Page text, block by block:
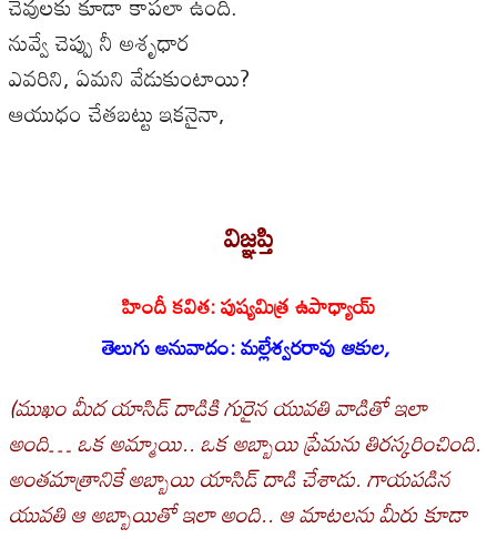
నువ్వే చెప్పు నీ అశృధార
ఎవరిని, ఏమని వేడుకుంటాయి?
ఆయుధం చేతబట్టు ఇకనైనా,
విజ్ఞప్తి
హిందీ కవిత: పుష్యమిత్ర ఉపాధ్యాయ్
తెలుగు అనువాదం: మల్లేశ్వరరావుఆకుల,
(ముఖం మీద యాసిడ్ దాడికి గురైన యువతి వాడితో ఇలా
అంది… ఒక అమ్మాయి.. ఒక అబ్బాయి ప్రేమను తిరస్కరించింది.
అంతమాత్రానికే అబ్బాయి యాసిడ్ దాడి చేశాడు. గాయపడిన
యువతి ఆ అబ్బాయితో ఇలా అంది.. ఆ మాటలను మీరు కూడా